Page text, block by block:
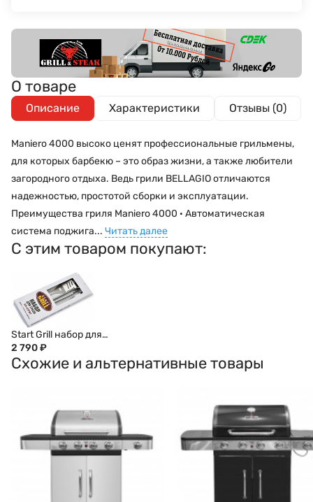
О товаре
Описание Характеристики Отзывы (0)
Maniero 4000 высоко ценят профессиональные грильмены,
для которых барбекю – это образ жизни, а также любители
загородного отдыха. Ведь грили BELLAGIO отличаются
надежностью, простотой сборки и эксплуатации.
Преимущества гриля Maniero 4000 · Автоматическая
система поджига... Читать далее
С этим товаром покупают:
Start Grill набор для
гриля (коробка:
лопатка, вилка,
2 790₽
Схожие и альтернативные товары